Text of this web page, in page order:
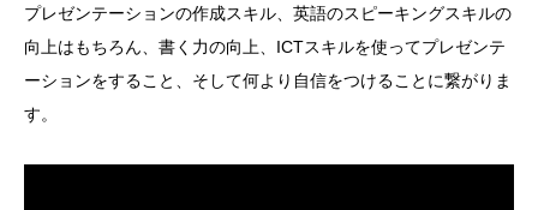
プレゼンテーションの作成スキル、英語のスピーキングスキルの
向上はもちろん、書く力の向上、ICTスキルを使ってプレゼンテ
ーションをすること、そして何より自信をつけることに繋がりま
す。